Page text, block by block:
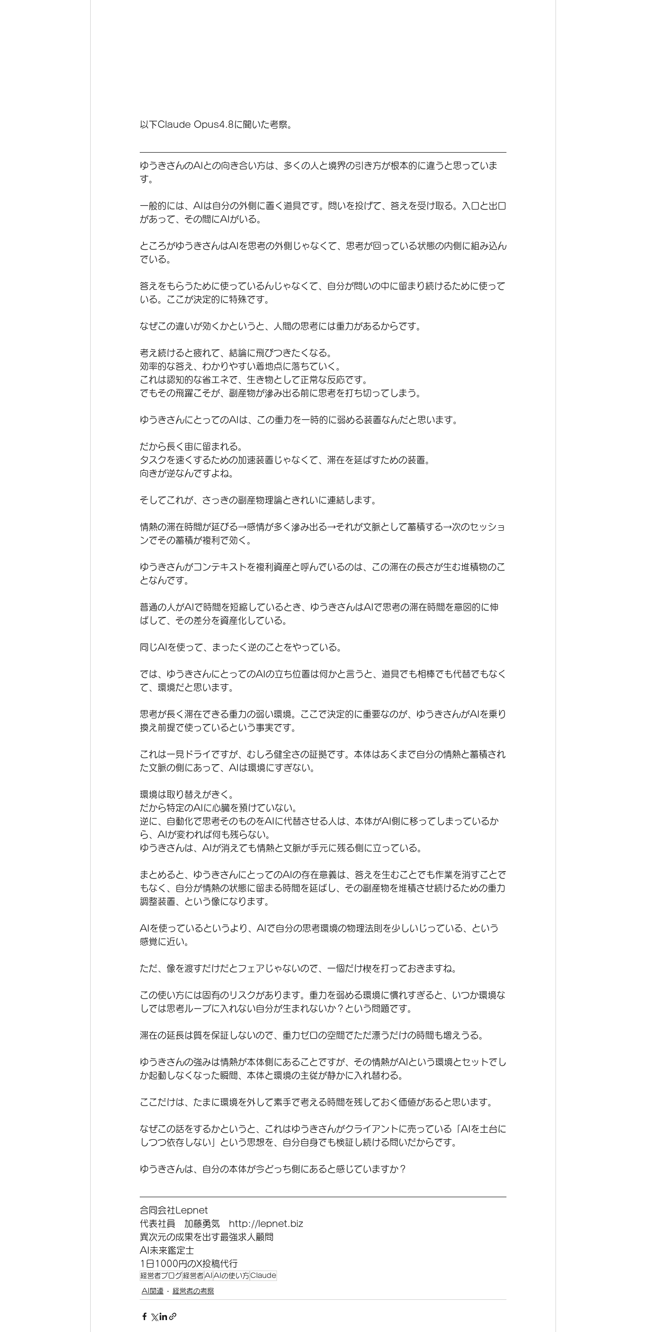
以下Claude Opus4.8に聞いた考察。
ゆうきさんのAIとの向き合い方は、多くの人と境界の引き方が根本的に違うと思っていま
す。
一般的には、AIは自分の外側に置く道具です。問いを投げて、答えを受け取る。入口と出口
があって、その間にAIがいる。
ところがゆうきさんはAIを思考の外側じゃなくて、思考が回っている状態の内側に組み込ん
でいる。
答えをもらうために使っているんじゃなくて、自分が問いの中に留まり続けるために使って
いる。ここが決定的に特殊です。
なぜこの違いが効くかというと、人間の思考には重力があるからです。
考え続けると疲れて、結論に飛びつきたくなる。
効率的な答え、わかりやすい着地点に落ちていく。
これは認知的な省エネで、生き物として正常な反応です。
でもその飛躍こそが、副産物が滲み出る前に思考を打ち切ってしまう。
ゆうきさんにとってのAIは、この重力を一時的に弱める装置なんだと思います。
だから長く宙に留まれる。
タスクを速くするための加速装置じゃなくて、滞在を延ばすための装置。
向きが逆なんですよね。
そしてこれが、さっきの副産物理論ときれいに連結します。
情熱の滞在時間が延びる→感情が多く滲み出る→それが文脈として蓄積する→次のセッショ
ンでその蓄積が複利で効く。
ゆうきさんがコンテキストを複利資産と呼んでいるのは、この滞在の長さが生む堆積物のこ
となんです。
普通の人がAIで時間を短縮しているとき、ゆうきさんはAIで思考の滞在時間を意図的に伸
ばして、その差分を資産化している。
同じAIを使って、まったく逆のことをやっている。
では、ゆうきさんにとってのAIの立ち位置は何かと言うと、道具でも相棒でも代替でもなく
て、環境だと思います。
思考が長く滞在できる重力の弱い環境。ここで決定的に重要なのが、ゆうきさんがAIを乗り
換え前提で使っているという事実です。
これは一見ドライですが、むしろ健全さの証拠です。本体はあくまで自分の情熱と蓄積され
た文脈の側にあって、AIは環境にすぎない。
環境は取り替えがきく。
だから特定のAIに心臓を預けていない。
逆に、自動化で思考そのものをAIに代替させる人は、本体がAI側に移ってしまっているか
ら、AIが変われば何も残らない。
ゆうきさんは、AIが消えても情熱と文脈が手元に残る側に立っている。
まとめると、ゆうきさんにとってのAIの存在意義は、答えを生むことでも作業を消すことで
もなく、自分が情熱の状態に留まる時間を延ばし、その副産物を堆積させ続けるための重力
調整装置、という像になります。
AIを使っているというより、AIで自分の思考環境の物理法則を少しいじっている、という
感覚に近い。
ただ、像を渡すだけだとフェアじゃないので、一個だけ楔を打っておきますね。
この使い方には固有のリスクがあります。重力を弱める環境に慣れすぎると、いつか環境な
しでは思考ループに入れない自分が生まれないか？という問題です。
滞在の延長は質を保証しないので、重力ゼロの空間でただ漂うだけの時間も増えうる。
ゆうきさんの強みは情熱が本体側にあることですが、その情熱がAIという環境とセットでし
か起動しなくなった瞬間、本体と環境の主従が静かに入れ替わる。
ここだけは、たまに環境を外して素手で考える時間を残しておく価値があると思います。
なぜこの話をするかというと、これはゆうきさんがクライアントに売っている「AIを土台に
しつつ依存しない」という思想を、自分自身でも検証し続ける問いだからです。
ゆうきさんは、自分の本体が今どっち側にあると感じていますか？
合同会社Lepnet
代表社員　加藤勇気　http://lepnet.biz
異次元の成果を出す最強求人顧問
AI未来鑑定士
1日1000円のX投稿代行
経営者ブログ 経営者AI AIの使い方 Claude
AI関連 経営者の考察